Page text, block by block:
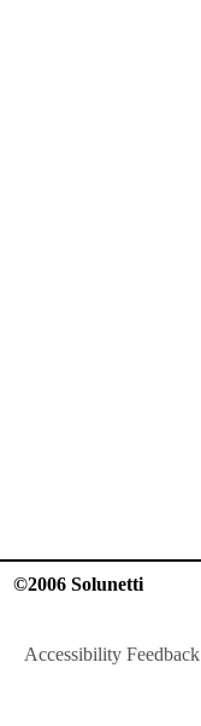
©2006 Solunetti
Accessibility Feedback